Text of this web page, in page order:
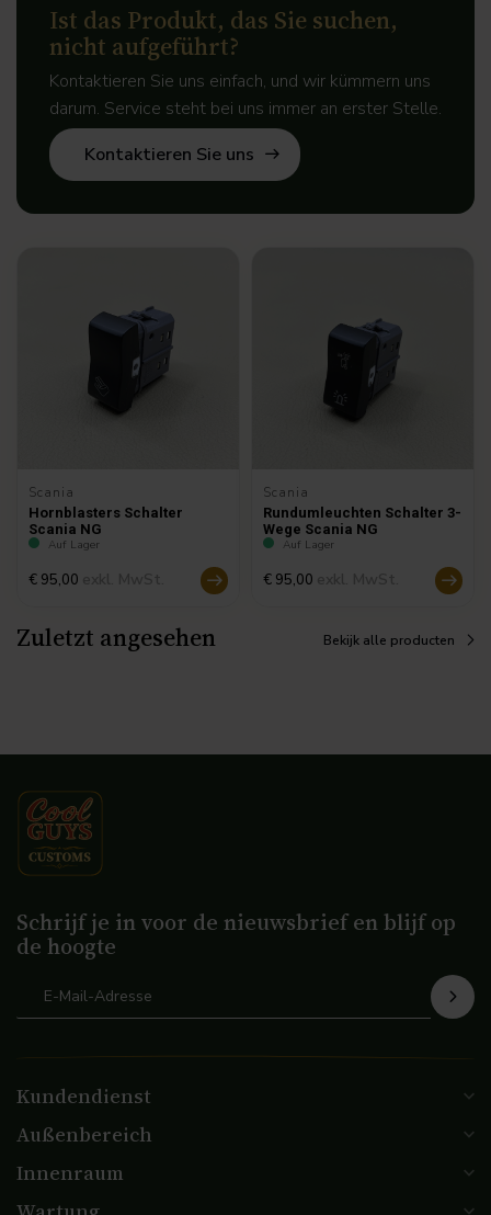
Ist das Produkt, das Sie suchen,
nicht aufgeführt?
Kontaktieren Sie uns einfach, und wir kümmern uns
darum. Service steht bei uns immer an erster Stelle.
Kontaktieren Sie uns
Scania
Hornblasters Schalter
Scania NG
Auf Lager
€ 95,00
Scania
Rundumleuchten Schalter 3-
Wege Scania NG
Auf Lager
€ 95,00
Zuletzt angesehen Bekijk alle producten
Schrijf je in voor de nieuwsbrief en blijf op
de hoogte
Kundendienst
Außenbereich
Innenraum